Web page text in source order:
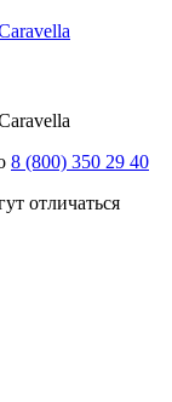
8 (800) 350 29 40
отличаться